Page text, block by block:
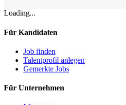
Loading...
Für Kandidaten
Job finden
Talentprofil anlegen
Gemerkte Jobs
Für Unternehmen